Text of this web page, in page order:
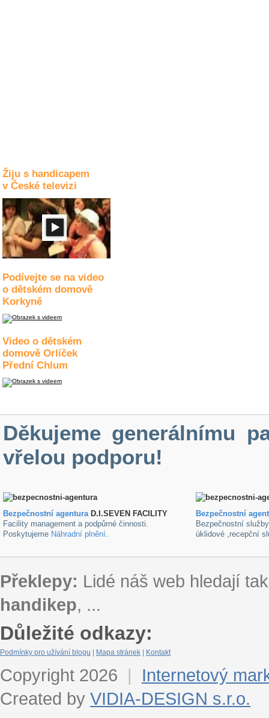
Žiju s handicapem
v České televizi
Podívejte se na video
o dětském domově
Korkyně
Video o dětském
domově Orlíček
Přední Chlum
Děkujeme generálnímu
vřelou podporu!
Bezpečnostní agenturaD.I.SEVEN FACILITY
Facility management a podpůrné činnosti.
Poskytujeme Náhradní plnění.
Bezpečnostní
Bezpečnostní
úklidové ,recepční
Překlepy: Lidé náš web hledají
handikep, ...
Důležité odkazy:
Podmínky pro užívání blogu Mapa stránek Kontakt
Copyright 2026 |
Internetový
Created by VIDIA-DESIGN s.r.o.